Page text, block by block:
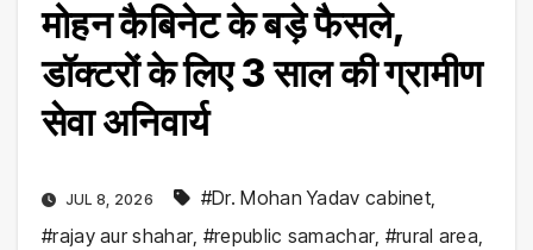
मोहन कैबिनेट के बड़े फैसले,
डॉक्टरों के लिए 3 साल की ग्रामीण
सेवा अनिवार्य
JUL 8, 2026 #Dr. Mohan Yadav cabinet,
#rajay aur shahar, #republic samachar, #rural area,